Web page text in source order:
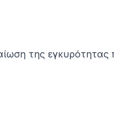
της εγκυρότητας